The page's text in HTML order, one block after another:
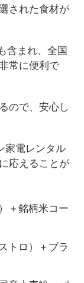
された食材が
含まれ、全国
常に便利で
ので、安心し
家電レンタル
応えることが
＋銘柄米コー
トロ）＋ブラ